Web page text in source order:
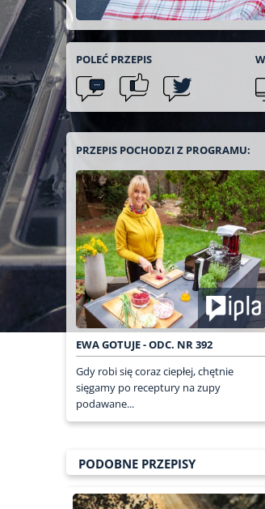
POLEĆ PRZEPIS
PRZEPIS POCHODZI Z PROGRAMU:
EWA GOTUJE - ODC. NR 392
Gdy robi się coraz ciepłej, chętnie
sięgamy po receptury na zupy
podawane...
PODOBNE PRZEPISY